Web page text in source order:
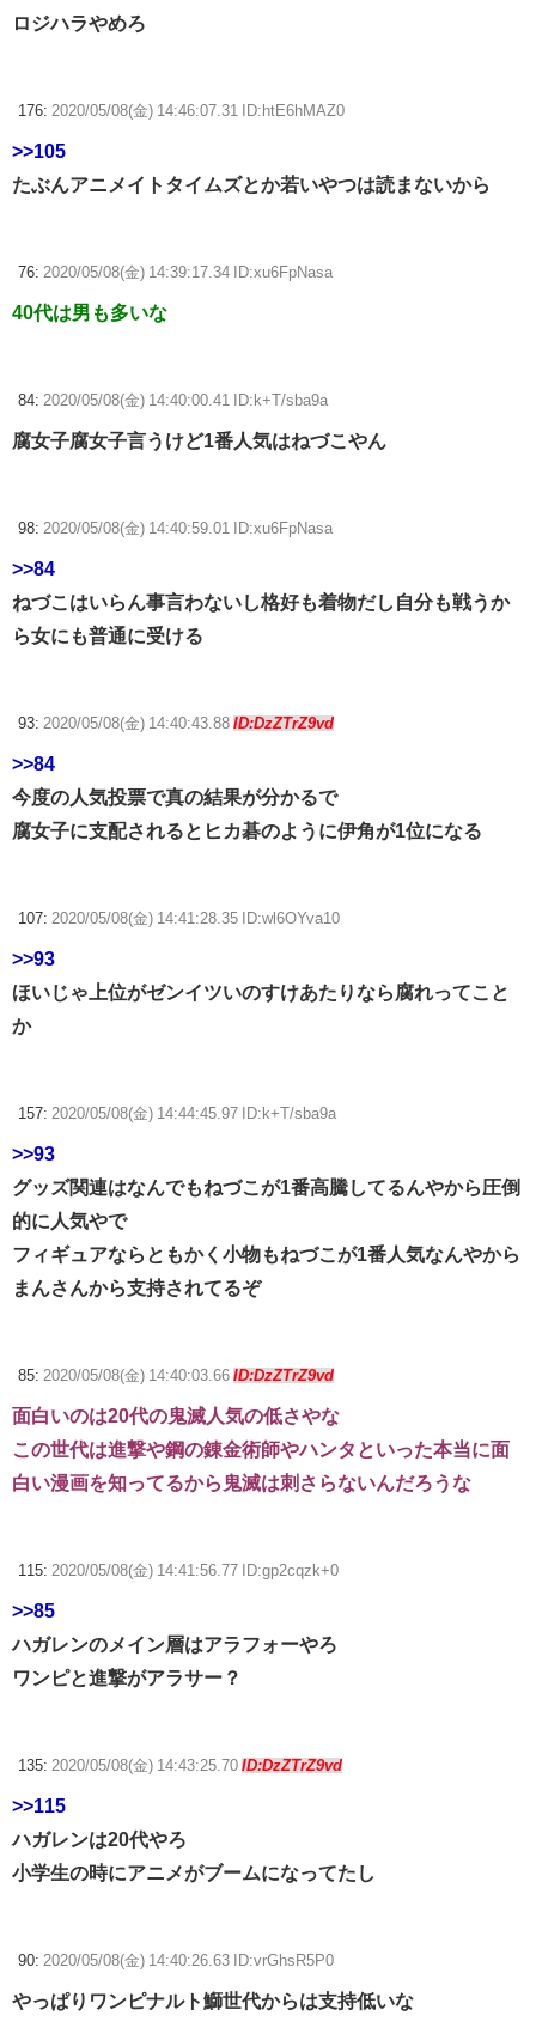
ロジハラやめろ
176: 2020/05/08(金) 14:46:07.31 ID:htE6hMAZ0
>>105
たぶんアニメイトタイムズとか若いやつは読まないから
76: 2020/05/08(金) 14:39:17.34 ID:xu6FpNasa
40代は男も多いな
84: 2020/05/08(金) 14:40:00.41 ID:k+T/sba9a
腐女子腐女子言うけど1番人気はねづこやん
98: 2020/05/08(金) 14:40:59.01 ID:xu6FpNasa
>>84
ねづこはいらん事言わないし格好も着物だし自分も戦うか
ら女にも普通に受ける
93: 2020/05/08(金) 14:40:43.88 ID:DzZTrZ9vd
>>84
今度の人気投票で真の結果が分かるで
腐女子に支配されるとヒカ碁のように伊角が1位になる
107: 2020/05/08(金) 14:41:28.35 ID:wl6OYva10
>>93
ほいじゃ上位がゼンイツいのすけあたりなら腐れってこと
か
157: 2020/05/08(金) 14:44:45.97 ID:k+T/sba9a
>>93
グッズ関連はなんでもねづこが1番高騰してるんやから圧倒
的に人気やで
フィギュアならともかく小物もねづこが1番人気なんやから
まんさんから支持されてるぞ
85: 2020/05/08(金) 14:40:03.66 ID:DzZTrZ9vd
面白いのは20代の鬼滅人気の低さやな
この世代は進撃や鋼の錬金術師やハンタといった本当に面
白い漫画を知ってるから鬼滅は刺さらないんだろうな
115: 2020/05/08(金) 14:41:56.77 ID:gp2cqzk+0
>>85
ハガレンのメイン層はアラフォーやろ
ワンピと進撃がアラサー？
135: 2020/05/08(金) 14:43:25.70 ID:DzZTrZ9vd
>>115
ハガレンは20代やろ
小学生の時にアニメがブームになってたし
90: 2020/05/08(金) 14:40:26.63 ID:vrGhsR5P0
やっぱりワンピナルト鰤世代からは支持低いな